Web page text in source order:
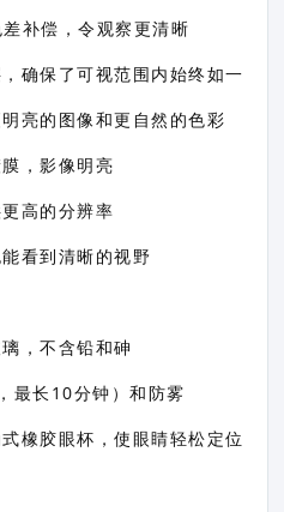
补偿，令观察更清晰
确保了可视范围内始终如一
亮的图像和更自然的色彩
，影像明亮
高的分辨率
看到清晰的视野
，不含铅和砷
最长10分钟）和防雾
橡胶眼杯，使眼睛轻松定位